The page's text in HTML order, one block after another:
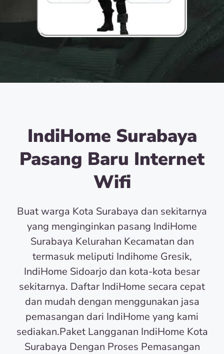
IndiHome Surabaya
Pasang Baru Internet
Wifi
Buat warga Kota Surabaya dan sekitarnya
yang menginginkan pasang IndiHome
Surabaya Kelurahan Kecamatan dan
termasuk meliputi Indihome Gresik,
IndiHome Sidoarjo dan kota-kota besar
sekitarnya. Daftar IndiHome secara cepat
dan mudah dengan menggunakan jasa
pemasangan dari IndiHome yang kami
sediakan.Paket Langganan IndiHome Kota
Surabaya Dengan Proses Pemasangan